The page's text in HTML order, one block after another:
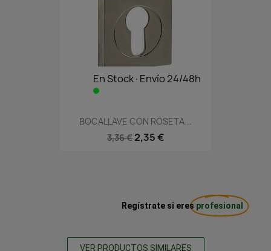
En Stock·Envío 24/48h
BOCALLAVE CON ROSETA...
3,36 € 2,35 €
Regístrate si eres profesional
VER PRODUCTOS SIMILARES